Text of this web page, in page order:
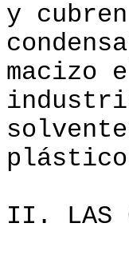
y
macizo
II. LAS